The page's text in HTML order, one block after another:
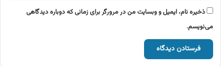
ذخیره نام، ایمیل و وبسایت من در مرورگر برای زمانی که دوباره دیدگاهی
می‌نویسم.